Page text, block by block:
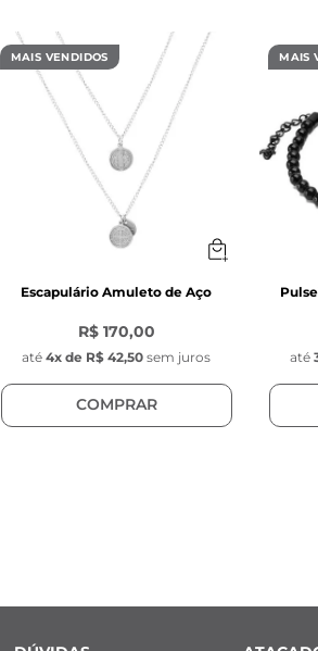
- Corrente extensora de aço
- Fecho lagosta de aço
- Ponteiras redondas com
nas pedras **Atenção: por
variação no diâmetro, formato e
Características do Passador:
- Comprimento: 8mm
- Largura: 2,34 mm
- Cor: Prata
- Modelo: Passador retangular
- Posição: Fixo, (entre as pedras)
Características do Pingente Key
MAIS VENDIDOS
Escapulário Amuleto de Aço
R$ 170,00
até 4x de R$ 42,50 sem juros
COMPRAR
MAIS
até